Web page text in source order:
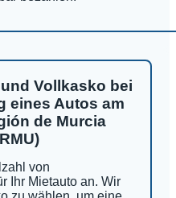
Vollkasko bei
eines Autos am
de Murcia
von
Ihr Mietauto an. Wir